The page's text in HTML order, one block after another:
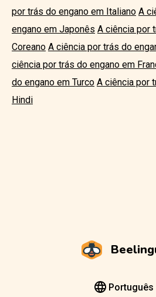
por trás do engano em Italiano A
engano em Japonês A ciência por
Coreano A ciência por trás do
ciência por trás do engano em
do engano em Turco A ciência por
Hindi
Português